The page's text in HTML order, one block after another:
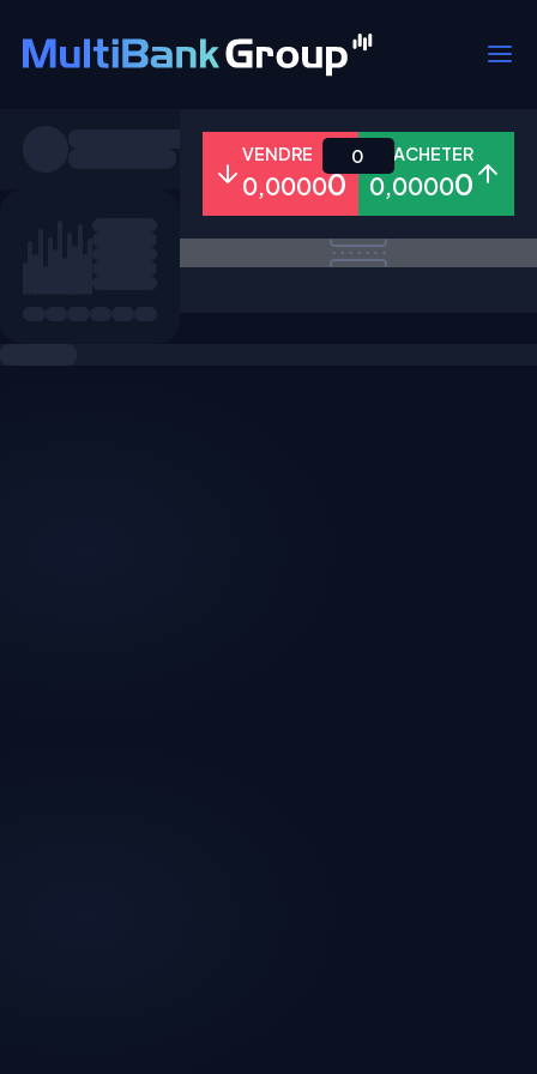
Tous Forex Métaux Actions
VENDRE
0,00000
ACHETER
0,00000
0